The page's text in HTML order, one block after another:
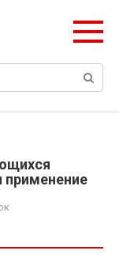
применение